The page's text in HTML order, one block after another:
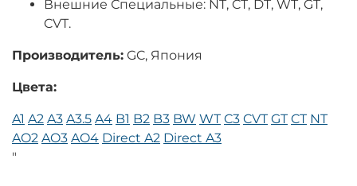
Внешние Специальные: NT, CT, DT, WT, GT,
CVT.
Производитель: GC, Япония
Цвета:
A1 A2 A3 A3.5 A4 B1 B2 B3 BW WT C3 CVT GT CT NT
AO2 AO3 AO4 Direct A2 Direct A3
"